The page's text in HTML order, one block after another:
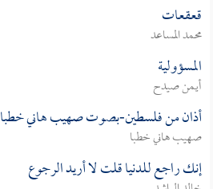
قعقعات
محمد المساعد
المسؤولية
أيمن صيدح
أذان من فلسطين-بصوت صهيب هاني خطبا
صهيب هاني خطبا
إنك راجع للدنيا قلت لا أريد الرجوع